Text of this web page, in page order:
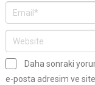
Daha sonraki
e-posta adresim ve